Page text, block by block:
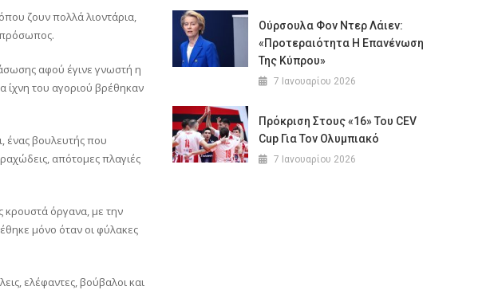
ζουν πολλά λιοντάρια,
αφού έγινε γνωστή η
ίχνη του αγοριού βρέθηκαν
ένας βουλευτής που
απότομες πλαγιές
κρουστά όργανα, με την
μόνο όταν οι φύλακες
ελέφαντες, βούβαλοι και
Ούρσουλα Φον Ντερ Λάιεν:
«Προτεραιότητα Η Επανένωση
Της Κύπρου»
7 Ιανουαρίου 2026
Πρόκριση Στους «16» Του CEV
Cup Για Τον Ολυμπιακό
7 Ιανουαρίου 2026